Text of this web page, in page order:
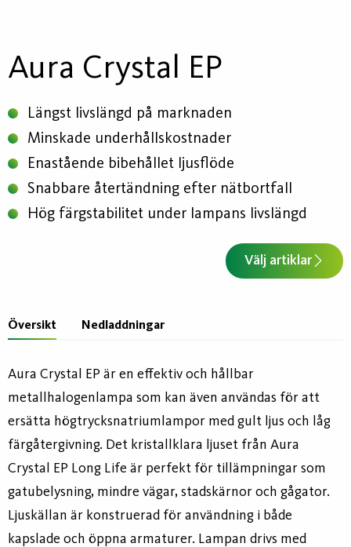
Aura Crystal EP
Längst livslängd på marknaden
Minskade underhållskostnader
Enastående bibehållet ljusflöde
Snabbare återtändning efter nätbortfall
Hög färgstabilitet under lampans livslängd
Välj artiklar
Översikt Nedladdningar
Aura Crystal EP är en effektiv och hållbar
metallhalogenlampa som kan även användas för att
ersätta högtrycksnatriumlampor med gult ljus och låg
färgåtergivning. Det kristallklara ljuset från Aura
Crystal EP Long Life är perfekt för tillämpningar som
gatubelysning, mindre vägar, stadskärnor och gågator.
Ljuskällan är konstruerad för användning i både
kapslade och öppna armaturer. Lampan drivs med